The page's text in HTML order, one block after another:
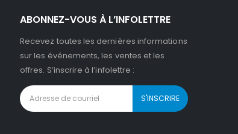
ABONNEZ-VOUS À L’INFOLETTRE
Recevez toutes les dernières informations
sur les événements, les ventes et les
offres. S’inscrire à l’infolettre :